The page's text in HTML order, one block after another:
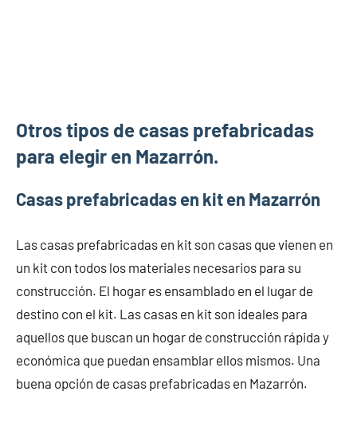
Otros tipos de casas prefabricadas
para elegir en Mazarrón.
Casas prefabricadas en kit en Mazarrón
Las casas prefabricadas en kit son casas que vienen en
un kit con todos los materiales necesarios para su
construcción. El hogar es ensamblado en el lugar de
destino con el kit. Las casas en kit son ideales para
aquellos que buscan un hogar de construcción rápida y
económica que puedan ensamblar ellos mismos. Una
buena opción de casas prefabricadas en Mazarrón.